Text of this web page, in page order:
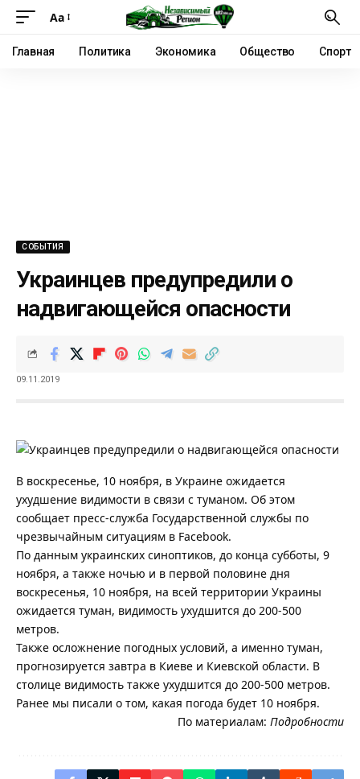
Аа
Главная Политика Экономика Общество Спорт
СОБЫТИЯ
Украинцев предупредили о
надвигающейся опасности
09.11.2019
В воскресенье, 10 ноября, в Украине ожидается
ухудшение видимости в связи с туманом. Об этом
сообщает пресс-служба Государственной службы по
чрезвычайным ситуациям в Facebook.
По данным украинских синоптиков, до конца субботы, 9
ноября, а также ночью и в первой половине дня
воскресенья, 10 ноября, на всей территории Украины
ожидается туман, видимость ухудшится до 200-500
метров.
Также осложнение погодных условий, а именно туман,
прогнозируется завтра в Киеве и Киевской области. В
столице видимость также ухудшится до 200-500 метров.
Ранее мы писали о том, какая погода будет 10 ноября.
По материалам: Подробности